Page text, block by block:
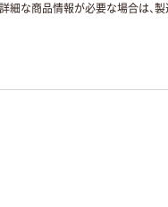
な商品情報が必要な場合は、製